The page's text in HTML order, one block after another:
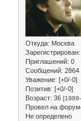
Откуда: Москва
Зарегистрирован
Приглашений: 0
Сообщений: 2864
Уважение: [+0/-0]
Позитив: [+0/-0]
Возраст: 36
Провел на
Не определено